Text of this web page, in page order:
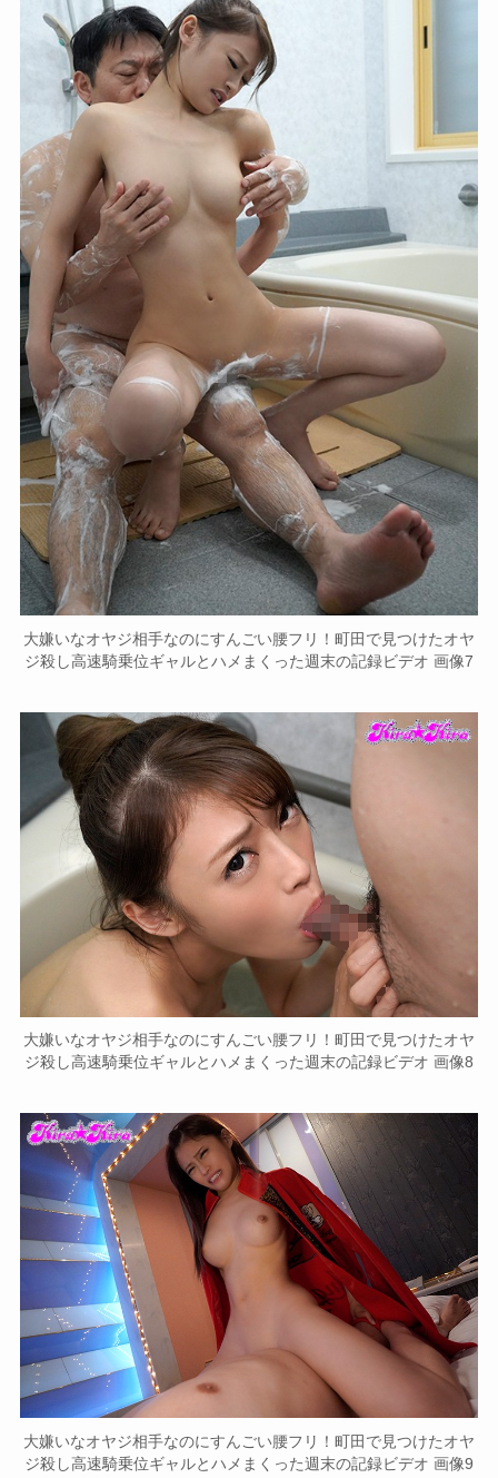
大嫌いなオヤジ相手なのにすんごい腰フリ！町田で見つけたオヤ
ジ殺し高速騎乗位ギャルとハメまくった週末の記録ビデオ 画像7
大嫌いなオヤジ相手なのにすんごい腰フリ！町田で見つけたオヤ
ジ殺し高速騎乗位ギャルとハメまくった週末の記録ビデオ 画像8
大嫌いなオヤジ相手なのにすんごい腰フリ！町田で見つけたオヤ
ジ殺し高速騎乗位ギャルとハメまくった週末の記録ビデオ 画像9